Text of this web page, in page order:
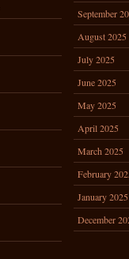
September
August 2025
July 2025
June 2025
May 2025
April 2025
March 2025
February
January 2025
December